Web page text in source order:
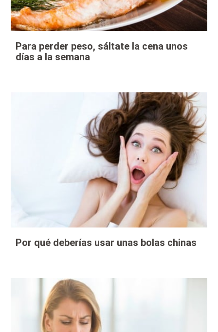
Para perder peso, sáltate la cena unos
días a la semana
Por qué deberías usar unas bolas chinas